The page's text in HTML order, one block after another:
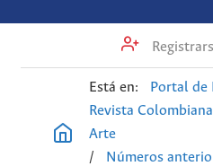
Está en: Portal de
Revista
Arte
/
Números